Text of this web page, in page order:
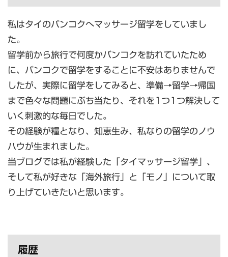
私はタイのバンコクへマッサージ留学をしていまし
た。
留学前から旅行で何度かバンコクを訪れていたため
に、バンコクで留学をすることに不安はありませんで
したが、実際に留学をしてみると、準備→留学→帰国
まで色々な問題にぶち当たり、それを1つ1つ解決して
いく刺激的な毎日でした。
その経験が糧となり、知恵生み、私なりの留学のノウ
ハウが生まれました。
当ブログでは私が経験した「タイマッサージ留学」、
そして私が好きな「海外旅行」と「モノ」について取
り上げていきたいと思います。
履歴